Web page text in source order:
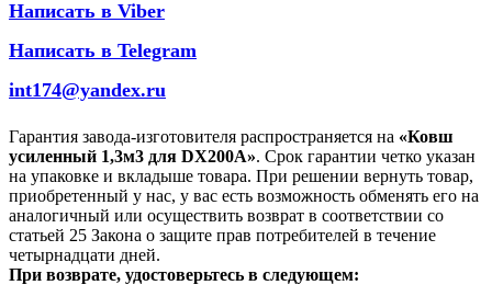
Написать в Viber
Написать в Telegram
int174@yandex.ru
Гарантия завода-изготовителя распространяется на «Ковш
усиленный 1,3м3 для DX200A». Срок гарантии четко указан
на упаковке и вкладыше товара. При решении вернуть товар,
приобретенный у нас, у вас есть возможность обменять его на
аналогичный или осуществить возврат в соответствии со
статьей 25 Закона о защите прав потребителей в течение
четырнадцати дней.
При возврате, удостоверьтесь в следующем: